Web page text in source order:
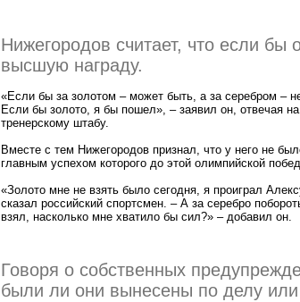
Нижегородов считает, что если бы
высшую награду.
«Если бы за золотом – может быть, а за серебром –
Если бы золото, я бы пошел», – заявил он, отвечая
тренерскому штабу.
Вместе с тем Нижегородов признал, что у него не
главным успехом которого до этой олимпийской
«Золото мне не взять было сегодня, я проиграл
сказал российский спортсмен. – А за серебро
взял, насколько мне хватило бы сил?» – добавил он.
Говоря о собственных
были ли они вынесены по делу или